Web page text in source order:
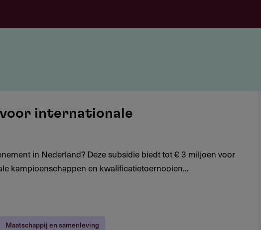
internationale
in Nederland? Deze subsidie biedt tot € 3 miljoen voor
kampioenschappen en kwalificatietoernooien...
Maatschappij en samenleving